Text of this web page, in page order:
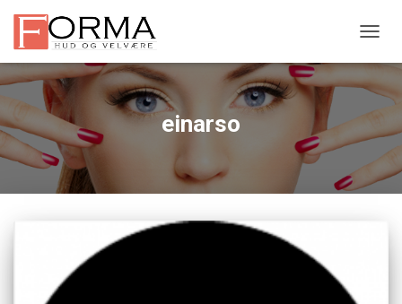
einarso